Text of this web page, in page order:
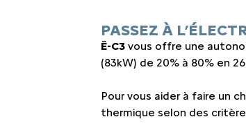
PASSEZ À
Ë-C3 vous offre une
(83kW) de 20% à 80% en
Pour vous aider à faire un
thermique selon des